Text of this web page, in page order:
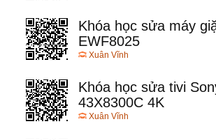
Khóa học sửa máy
EWF8025
Xuân Vĩnh
Khóa học sửa tivi
43X8300C 4K
Xuân Vĩnh